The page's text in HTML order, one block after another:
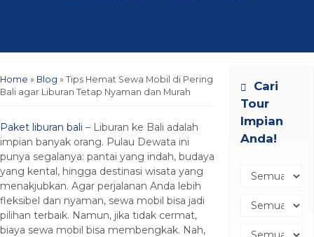
Home » Blog » Tips Hemat Sewa Mobil di Pering
Bali agar Liburan Tetap Nyaman dan Murah
Paket liburan bali – Liburan ke Bali adalah
impian banyak orang. Pulau Dewata ini
punya segalanya: pantai yang indah, budaya
yang kental, hingga destinasi wisata yang
menakjubkan. Agar perjalanan Anda lebih
fleksibel dan nyaman, sewa mobil bisa jadi
pilihan terbaik. Namun, jika tidak cermat,
biaya sewa mobil bisa membengkak. Nah,
Cari
Tour
Impian
Anda!